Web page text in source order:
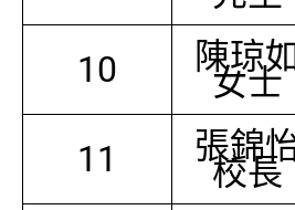
10 陳琼
女士
11 張錦
校長